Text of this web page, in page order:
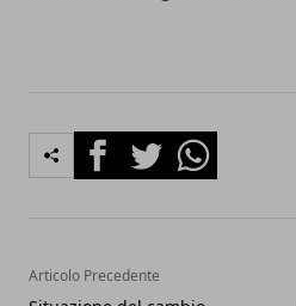
FacebookTwitterWhatsapp
Articolo Precedente